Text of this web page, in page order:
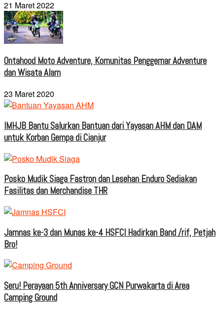
21 Maret 2022
Ontahood Moto Adventure, Komunitas Penggemar Adventure
dan Wisata Alam
23 Maret 2020
IMHJB Bantu Salurkan Bantuan dari Yayasan AHM dan DAM
untuk Korban Gempa di Cianjur
Posko Mudik Siaga Fastron dan Lesehan Enduro Sediakan
Fasilitas dan Merchandise THR
Jamnas ke-3 dan Munas ke-4 HSFCI Hadirkan Band /rif, Petjah
Bro!
Seru! Perayaan 5th Anniversary GCN Purwakarta di Area
Camping Ground